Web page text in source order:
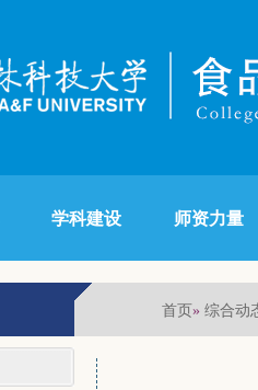
学科建设 师资力量
首页» 综合动